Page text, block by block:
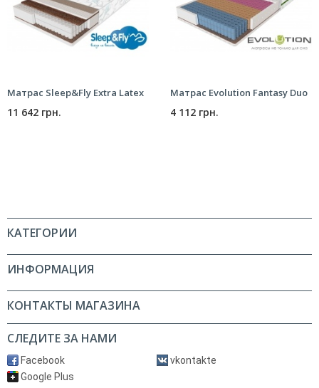
Матрас Sleep&Fly Extra Latex
11 642 грн.
Матрас Evolution Fantasy Duo
4 112 грн.
КАТЕГОРИИ
ИНФОРМАЦИЯ
КОНТАКТЫ МАГАЗИНА
СЛЕДИТЕ ЗА НАМИ
Facebook
vkontakte
Google Plus